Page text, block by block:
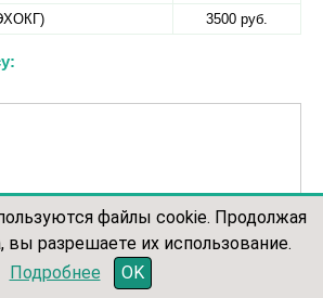
3500 руб.
записаться по телефону
файлы cookie. Продолжая
вы разрешаете их использование.
Подробнее
OK